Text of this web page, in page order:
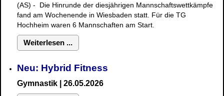
(AS) - Die Hinrunde der diesjährigen Mannschaftswettkämpfe
fand am Wochenende in Wiesbaden statt. Für die TG
Hochheim waren 6 Mannschaften am Start.
Weiterlesen ...
Neu: Hybrid Fitness
Gymnastik | 26.05.2026